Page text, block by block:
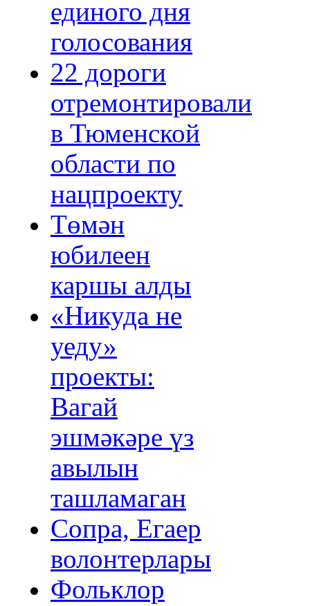
единого дня
голосования
22 дороги
отремонтировали
в Тюменской
области по
нацпроекту
Төмән
юбилеен
каршы алды
«Никуда не
уеду»
проекты:
Вагай
эшмәкәре үз
авылын
ташламаган
Сопра, Егаер
волонтерлары
Фольклор